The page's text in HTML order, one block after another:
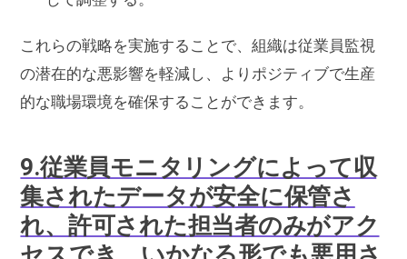
これらの戦略を実施することで、組織は従業員監視
の潜在的な悪影響を軽減し、よりポジティブで生産
的な職場環境を確保することができます。
9.従業員モニタリングによって収
集されたデータが安全に保管さ
れ、許可された担当者のみがアク